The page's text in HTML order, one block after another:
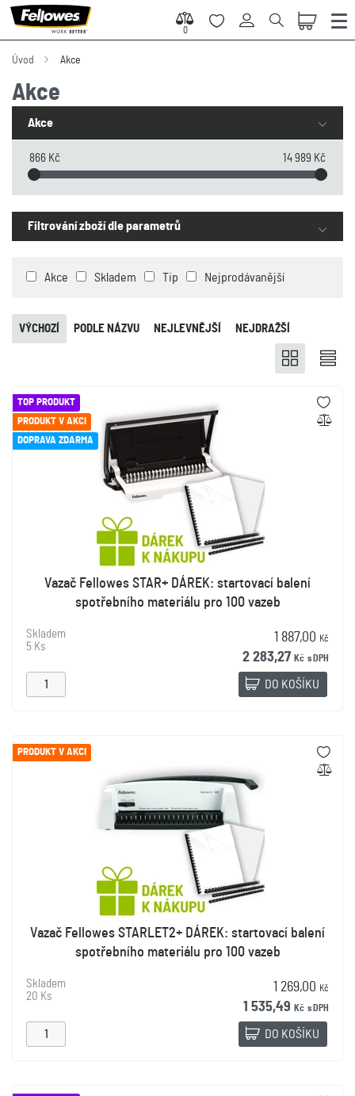
0
0
Úvod Akce
Akce
Akce
866 Kč 14 989 Kč
Filtrování zboží dle parametrů
Akce Skladem Tip Nejprodávanější
NEJLEVNĚJŠÍ NEJDRAŽŠÍ
PODLE NÁZVU
VÝCHOZÍ
TOP PRODUKT
PRODUKT V AKCI
DOPRAVA ZDARMA
Vazač Fellowes STAR+ DÁREK: startovací balení
spotřebního materiálu pro 100 vazeb
Skladem
5 Ks
1 887,00 Kč
2 283,27 Kč s DPH
DO KOŠÍKU
PRODUKT V AKCI
Vazač Fellowes STARLET2+ DÁREK: startovací balení
spotřebního materiálu pro 100 vazeb
Skladem
20 Ks
1 269,00 Kč
1 535,49 Kč s DPH
DO KOŠÍKU